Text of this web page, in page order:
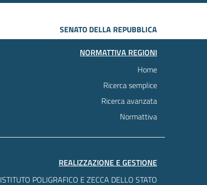
SENATO DELLA REPUBBLICA
NORMATTIVA REGIONI
Home
Ricerca semplice
Ricerca avanzata
Normattiva
REALIZZAZIONE E GESTIONE
ISTITUTO POLIGRAFICO E ZECCA DELLO STATO